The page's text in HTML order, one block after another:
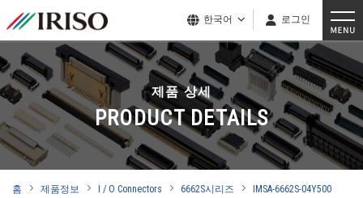
한국어 로그인
제품 상세
PRODUCT DETAILS
홈 제품정보 I / O Connectors 6662S시리즈 IMSA-6662S-04Y500